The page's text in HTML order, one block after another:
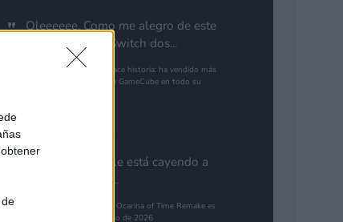
Oleeeeee. Como me alegro de este
notición. ¿Será Switch dos...
Nintendo Switch 2 hace historia: ha vendido más
en su primer año que GameCube en todo su
Aún con la que le está cayendo a
PlayStation por...
The Legend of Zelda: Ocarina of Time Remake es
el juego más esperado de 2026